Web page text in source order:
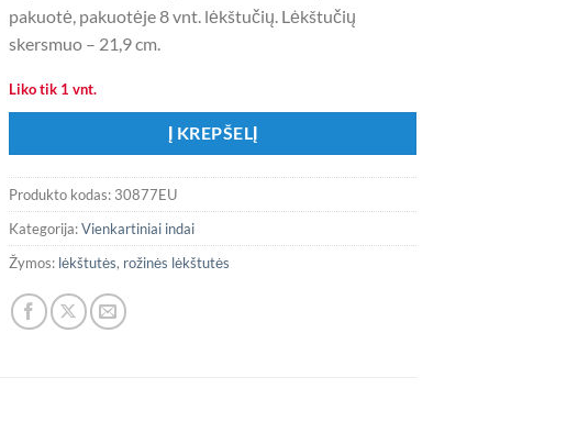
pakuotė, pakuotėje 8 vnt. lėkštučių. Lėkštučių
skersmuo – 21,9 cm.
Liko tik 1 vnt.
Į KREPŠELĮ
Produkto kodas: 30877EU
Kategorija:Vienkartiniai indai
Žymos: lėkštutės, rožinės lėkštutės